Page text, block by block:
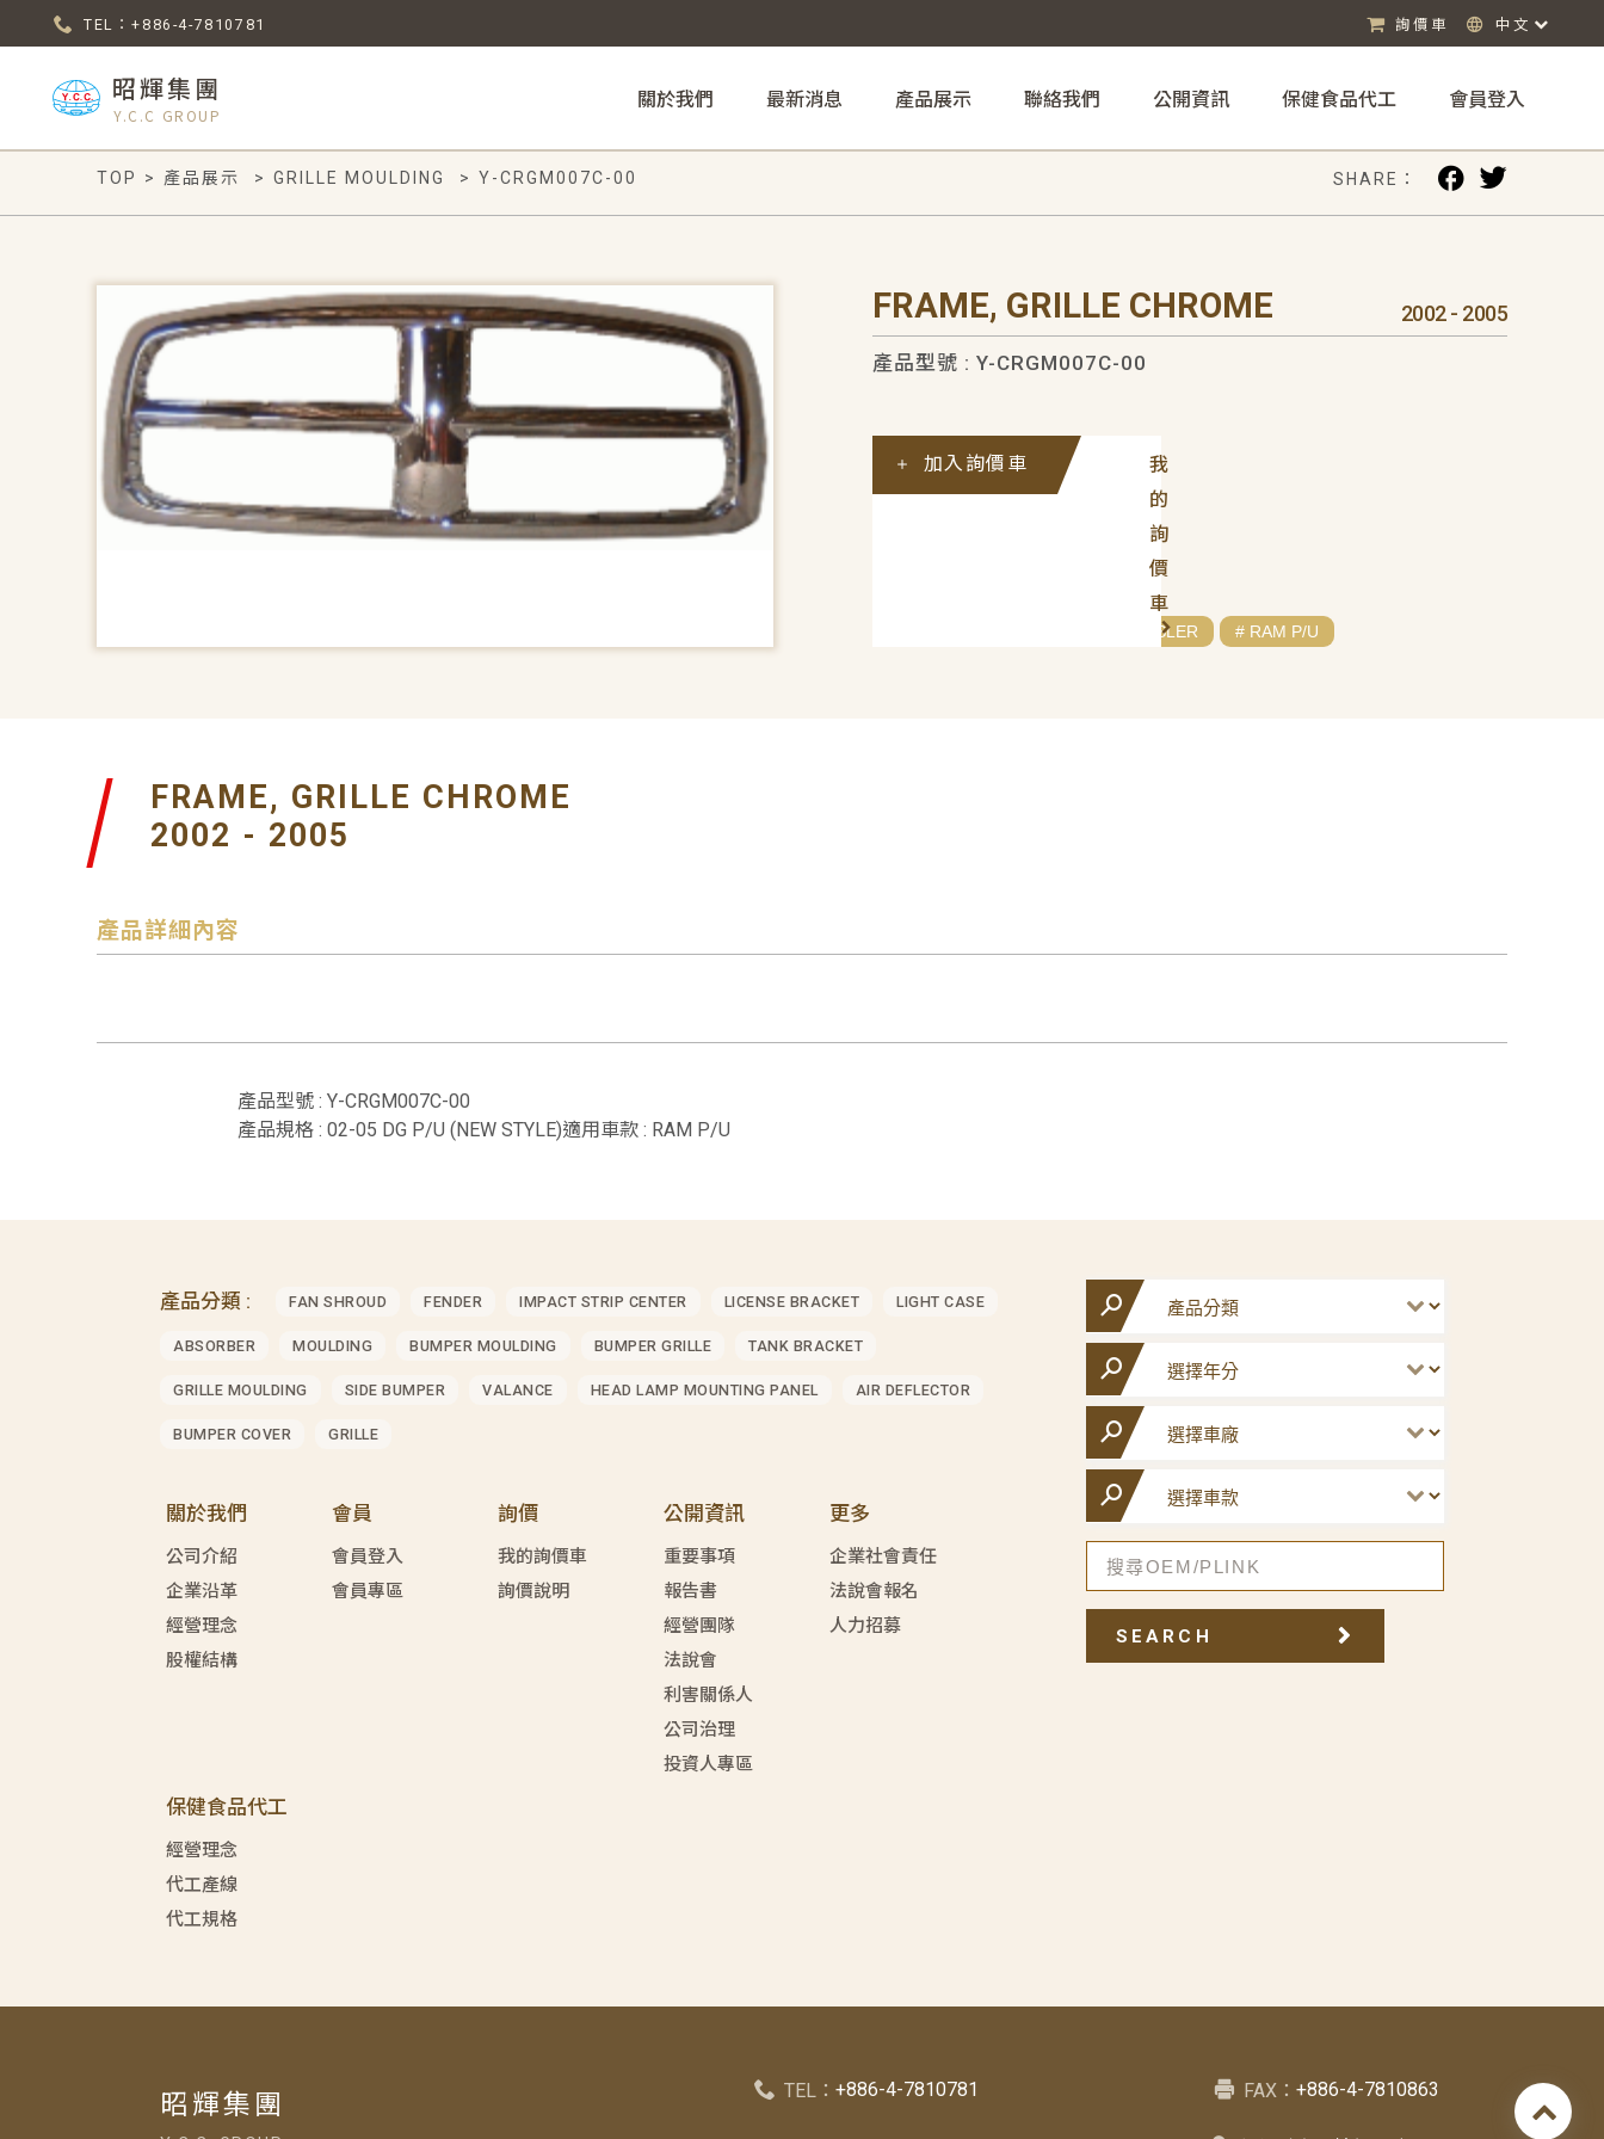
TEL：+886-4-7810781 詢價車 中文
昭輝集團
Y.C.C GROUP
關於我們 最新消息 產品展示 聯絡我們 公開資訊 保健食品代工 會員登入
TOP > 產品展示 > GRILLE MOULDING > Y-CRGM007C-00 SHARE：
FRAME, GRILLE CHROME 2002 - 2005
產品型號 : Y-CRGM007C-00
我
的
詢
價
車
加入詢價車
# CHRYSLER # RAM P/U
FRAME, GRILLE CHROME
2002 - 2005
產品詳細內容
產品型號 : Y-CRGM007C-00
產品規格 : 02-05 DG P/U (NEW STYLE)適用車款 : RAM P/U
產品分類 : FAN SHROUD FENDER IMPACT STRIP CENTER LICENSE BRACKET LIGHT CASE
ABSORBER MOULDING BUMPER MOULDING BUMPER GRILLE TANK BRACKET
GRILLE MOULDING SIDE BUMPER VALANCE HEAD LAMP MOUNTING PANEL AIR DEFLECTOR
BUMPER COVER GRILLE
關於我們
公司介紹
企業沿革
經營理念
股權結構
會員
會員登入
會員專區
詢價
我的詢價車
詢價說明
公開資訊
重要事項
報告書
經營團隊
法說會
利害關係人
公司治理
投資人專區
更多
企業社會責任
法說會報名
人力招募
保健食品代工
經營理念
代工產線
代工規格
SEARCH
昭輝集團 TEL： +886-4-7810781 FAX：+886-4-7810863